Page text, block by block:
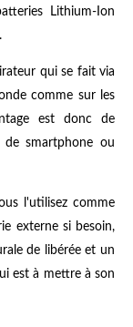
Lithium-Ion
qui se fait via
comme sur les
est donc de
smartphone ou
l'utilisez comme
externe si besoin,
de libérée et un
est à mettre à son